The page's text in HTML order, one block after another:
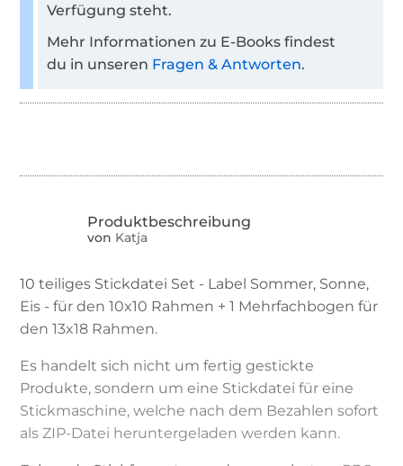
Verfügung steht.
Mehr Informationen zu E-Books findest
du in unseren Fragen & Antworten.
von Katja
10 teiliges Stickdatei Set - Label Sommer, Sonne,
Eis - für den 10x10 Rahmen + 1 Mehrfachbogen für
den 13x18 Rahmen.
Es handelt sich nicht um fertig gestickte
Produkte, sondern um eine Stickdatei für eine
Stickmaschine, welche nach dem Bezahlen sofort
als ZIP-Datei heruntergeladen werden kann.